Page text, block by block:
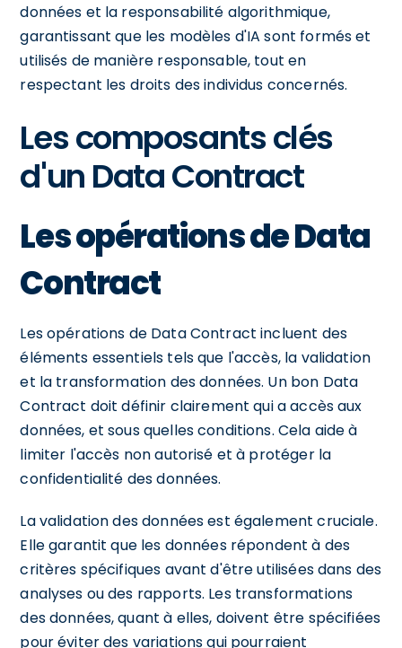
données et la responsabilité algorithmique,
garantissant que les modèles d'IA sont formés et
utilisés de manière responsable, tout en
respectant les droits des individus concernés.
Les composants clés
d'un Data Contract
Les opérations de Data
Contract
Les opérations de Data Contract incluent des
éléments essentiels tels que l'accès, la validation
et la transformation des données. Un bon Data
Contract doit définir clairement qui a accès aux
données, et sous quelles conditions. Cela aide à
limiter l'accès non autorisé et à protéger la
confidentialité des données.
La validation des données est également cruciale.
Elle garantit que les données répondent à des
critères spécifiques avant d'être utilisées dans des
analyses ou des rapports. Les transformations
des données, quant à elles, doivent être spécifiées
pour éviter des variations qui pourraient